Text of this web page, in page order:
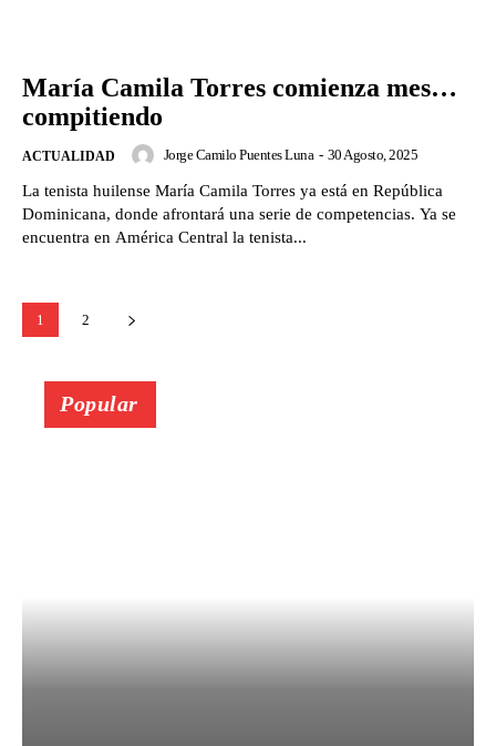
María Camila Torres comienza mes…
compitiendo
ACTUALIDAD Jorge Camilo Puentes Luna - 30 Agosto, 2025
La tenista huilense María Camila Torres ya está en República
Dominicana, donde afrontará una serie de competencias. Ya se
encuentra en América Central la tenista...
1 2
Popular